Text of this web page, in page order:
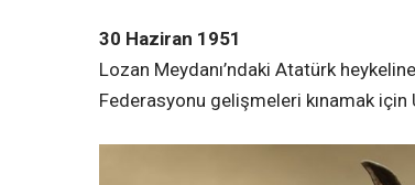
30 Haziran 1951
Lozan Meydanı’ndaki Atatürk
Federasyonu gelişmeleri kınamak için